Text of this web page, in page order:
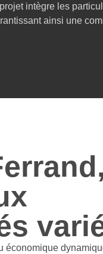
intègre les
ainsi une
économique